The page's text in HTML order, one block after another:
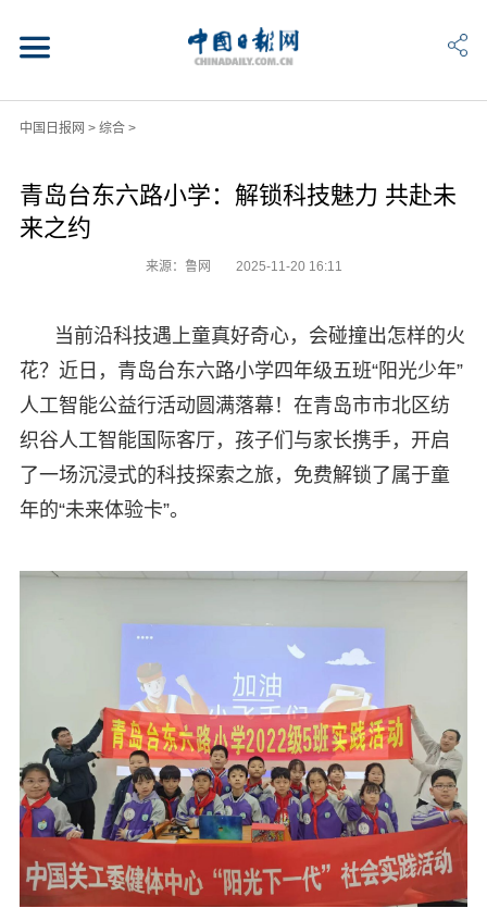
中国日报网 > 综合>
青岛台东六路小学：解锁科技魅力 共赴未
来之约
来源：鲁网 2025-11-20 16:11
当前沿科技遇上童真好奇心，会碰撞出怎样的火
花？近日，青岛台东六路小学四年级五班“阳光少年”
人工智能公益行活动圆满落幕！在青岛市市北区纺
织谷人工智能国际客厅，孩子们与家长携手，开启
了一场沉浸式的科技探索之旅，免费解锁了属于童
年的“未来体验卡”。